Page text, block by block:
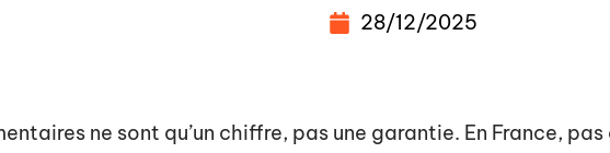
28/12/2025
ne sont qu’un chiffre, pas une garantie. En France, pas